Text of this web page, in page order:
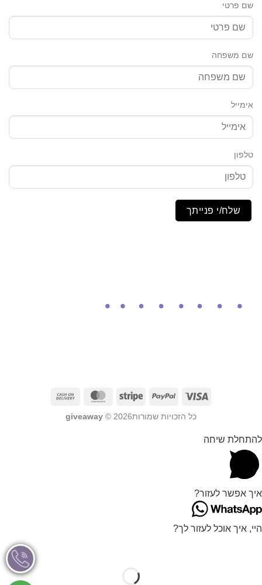
שם פרטי
שם משפחה
אימייל
טלפון
שלח/י פנייתך
כל הזכויות שמורות2026 © giveaway
להתחלת שיחה
איך אפשר לעזור?
היי, איך אוכל לעזור לך?